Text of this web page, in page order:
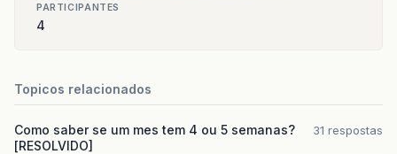
PARTICIPANTES
4
Topicos relacionados
Como saber se um mes tem 4 ou 5 semanas?
[RESOLVIDO]
31 respostas